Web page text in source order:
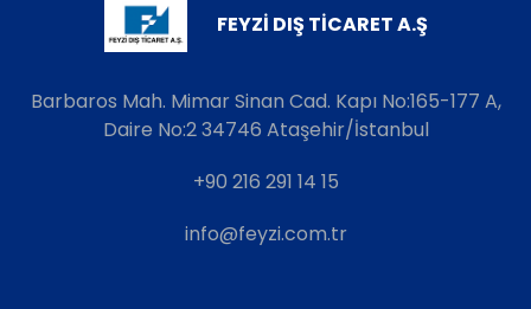
FEYZİ DIŞ TİCARET A.Ş
Barbaros Mah. Mimar Sinan Cad. Kapı No:165-177 A,
Daire No:2 34746 Ataşehir/İstanbul
+90 216 291 14 15
info@feyzi.com.tr